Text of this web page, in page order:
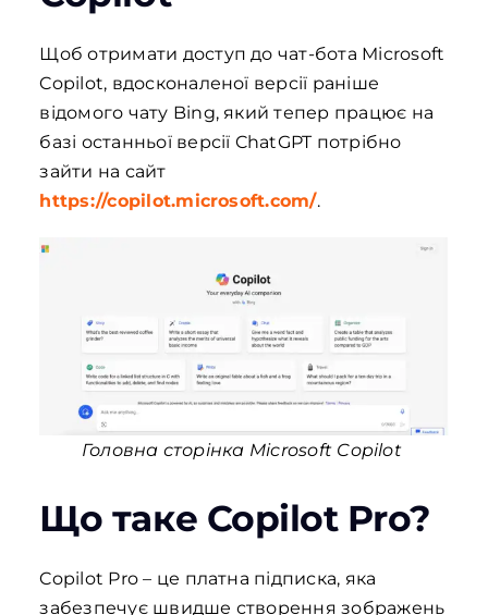
Щоб отримати доступ до чат-бота Microsoft
Copilot, вдосконаленої версії раніше
відомого чату Bing, який тепер працює на
базі останньої версії ChatGPT потрібно
зайти на сайт
https://copilot.microsoft.com/.
Головна сторінка Microsoft Copilot
Що таке Copilot Pro?
Copilot Pro – це платна підписка, яка
забезпечує швидше створення зображень